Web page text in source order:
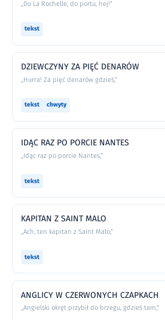
„Do La Rochelle, do portu, hej!”
tekst
DZIEWCZYNY ZA PIĘĆ DENARÓW
„Hurra! Za pięć denarów gdzieś,”
tekst chwyty
IDĄC RAZ PO PORCIE NANTES
„Idąc raz po porcie Nantes,”
tekst
KAPITAN Z SAINT MALO
„Ach, ten kapitan z Saint Malo,”
tekst
ANGLICY W CZERWONYCH CZAPKACH
„Angielski okręt przybił do brzegu, gdzieś tam,”